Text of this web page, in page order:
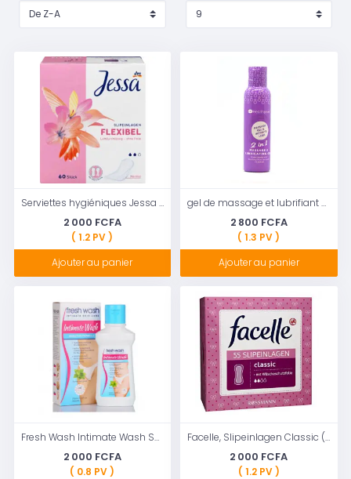
Serviettes hygiéniques Jessa Flexible Normal Wing & Small String Wing - 60 pcs
2 000 FCFA
( 1.2 PV )
Ajouter au panier
gel de massage et lubrifiant Healthpoint 2en1 100ml ubrifiant intime avec vit. E
2 800 FCFA
( 1.3 PV )
Ajouter au panier
Fresh Wash Intimate Wash Sensitive Formula - 220ml
2 000 FCFA
( 0.8 PV )
Facelle, Slipeinlagen Classic (protège-slips) 55 Pieces
2 000 FCFA
( 1.2 PV )